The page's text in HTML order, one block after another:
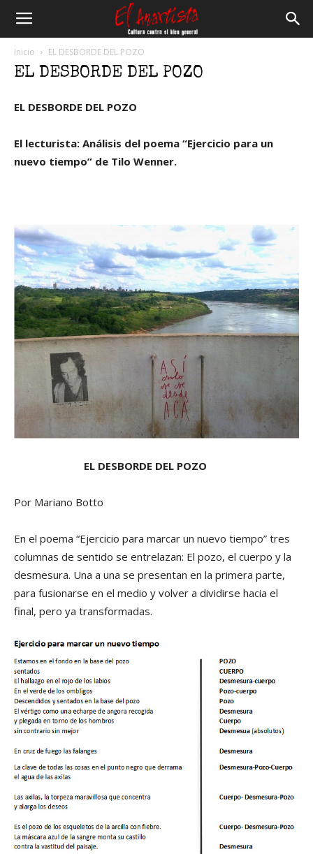
Inicio EL DESBORDE DEL POZO
EL DESBORDE DEL POZO
EL DESBORDE DEL POZO
El lecturista: Análisis del poema “Ejercicio para un
nuevo tiempo” de Tilo Wenner.
EL DESBORDE DEL POZO
Por Mariano Botto
En el poema “Ejercicio para marcar un nuevo tiempo” tres
columnas de sentido se entrelazan: El pozo, el cuerpo y la
desmesura. Una a una se presentan en la primera parte,
para fusionarse en el medio y volver a dividirse hacia el
final, pero ya transformadas.